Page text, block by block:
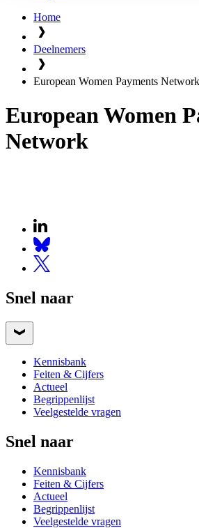
Home
Deelnemers
European Women Payments Network
European Women
Network
Snel naar
Kennisbank
Feiten & Cijfers
Actueel
Begrippenlijst
Veelgestelde vragen
Snel naar
Kennisbank
Feiten & Cijfers
Actueel
Begrippenlijst
Veelgestelde vragen